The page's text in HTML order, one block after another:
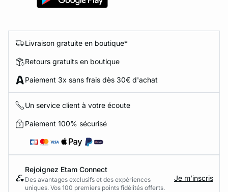
Livraison gratuite en boutique*
Retours gratuits en boutique
Paiement 3x sans frais dès 30€ d'achat
Un service client à votre écoute
Paiement 100% sécurisé
Rejoignez Etam Connect
Des avantages exclusifs et des expériences
uniques. Vos 100 premiers points fidélités offerts.
Je m’inscris